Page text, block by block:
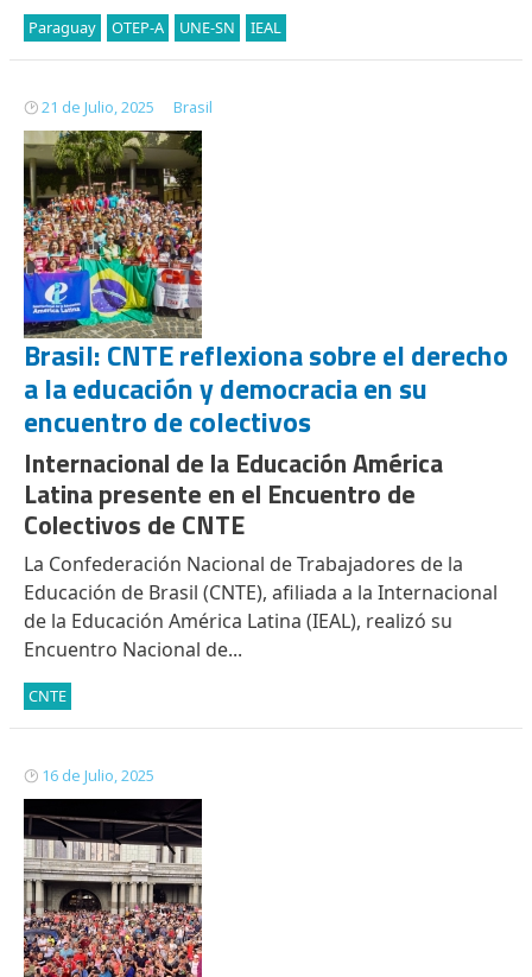
Paraguay OTEP-A UNE-SN IEAL
21 de Julio, 2025 Brasil
Brasil: CNTE reflexiona sobre el derecho
a la educación y democracia en su
encuentro de colectivos
Internacional de la Educación América
Latina presente en el Encuentro de
Colectivos de CNTE
La Confederación Nacional de Trabajadores de la
Educación de Brasil (CNTE), afiliada a la Internacional
de la Educación América Latina (IEAL), realizó su
Encuentro Nacional de...
CNTE
16 de Julio, 2025